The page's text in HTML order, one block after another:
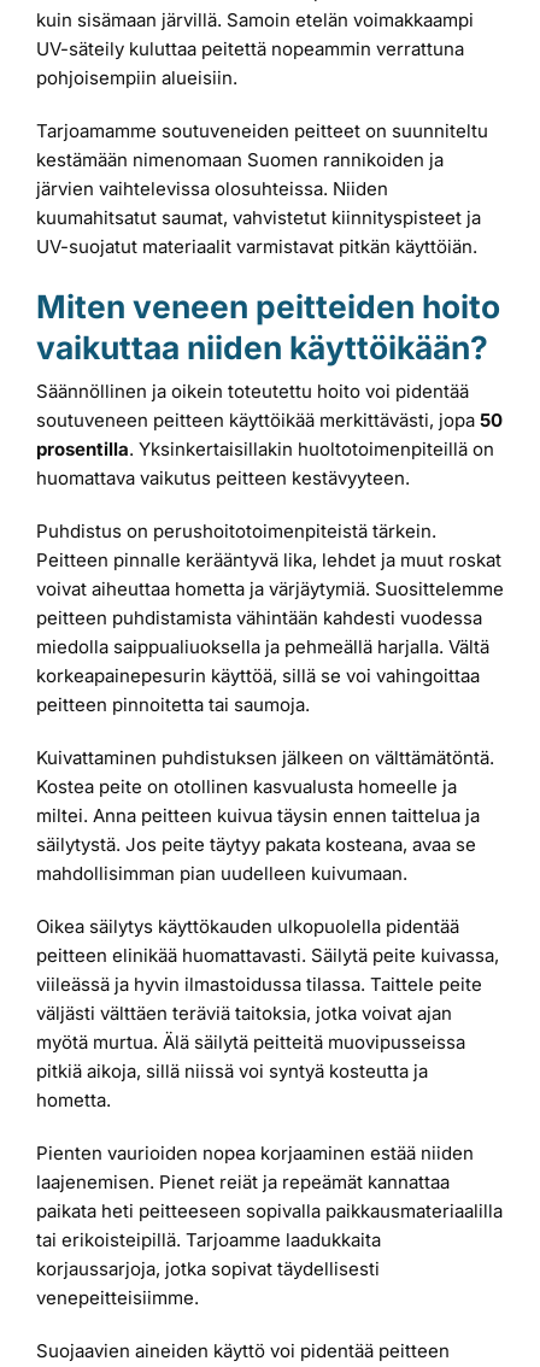
kuin sisämaan järvillä. Samoin etelän voimakkaampi
UV-säteily kuluttaa peitettä nopeammin verrattuna
pohjoisempiin alueisiin.
Tarjoamamme soutuveneiden peitteet on suunniteltu
kestämään nimenomaan Suomen rannikoiden ja
järvien vaihtelevissa olosuhteissa. Niiden
kuumahitsatut saumat, vahvistetut kiinnityspisteet ja
UV-suojatut materiaalit varmistavat pitkän käyttöiän.
Miten veneen peitteiden hoito
vaikuttaa niiden käyttöikään?
Säännöllinen ja oikein toteutettu hoito voi pidentää
soutuveneen peitteen käyttöikää merkittävästi, jopa 50
prosentilla. Yksinkertaisillakin huoltotoimenpiteillä on
huomattava vaikutus peitteen kestävyyteen.
Puhdistus on perushoitotoimenpiteistä tärkein.
Peitteen pinnalle kerääntyvä lika, lehdet ja muut roskat
voivat aiheuttaa hometta ja värjäytymiä. Suosittelemme
peitteen puhdistamista vähintään kahdesti vuodessa
miedolla saippualiuoksella ja pehmeällä harjalla. Vältä
korkeapainepesurin käyttöä, sillä se voi vahingoittaa
peitteen pinnoitetta tai saumoja.
Kuivattaminen puhdistuksen jälkeen on välttämätöntä.
Kostea peite on otollinen kasvualusta homeelle ja
miltei. Anna peitteen kuivua täysin ennen taittelua ja
säilytystä. Jos peite täytyy pakata kosteana, avaa se
mahdollisimman pian uudelleen kuivumaan.
Oikea säilytys käyttökauden ulkopuolella pidentää
peitteen elinikää huomattavasti. Säilytä peite kuivassa,
viileässä ja hyvin ilmastoidussa tilassa. Taittele peite
väljästi välttäen teräviä taitoksia, jotka voivat ajan
myötä murtua. Älä säilytä peitteitä muovipusseissa
pitkiä aikoja, sillä niissä voi syntyä kosteutta ja
hometta.
Pienten vaurioiden nopea korjaaminen estää niiden
laajenemisen. Pienet reiät ja repeämät kannattaa
paikata heti peitteeseen sopivalla paikkausmateriaalilla
tai erikoisteipillä. Tarjoamme laadukkaita
korjaussarjoja, jotka sopivat täydellisesti
venepeitteisiimme.
Suojaavien aineiden käyttö voi pidentää peitteen